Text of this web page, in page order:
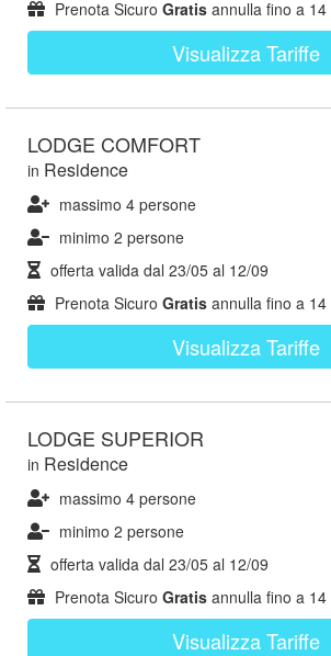
Prenota Sicuro Gratis annulla fino a
Visualizza Tariffe
LODGE COMFORT
in Residence
massimo 4 persone
minimo 2 persone
offerta valida dal 23/05 al 12/09
Prenota Sicuro Gratis annulla fino a
Visualizza Tariffe
LODGE SUPERIOR
in Residence
massimo 4 persone
minimo 2 persone
offerta valida dal 23/05 al 12/09
Prenota Sicuro Gratis annulla fino a
Visualizza Tariffe